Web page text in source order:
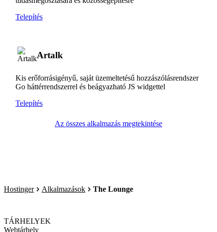
Telepítés
Artalk
Kis erőforrásigényű, saját üzemeltetésű hozzászólásrendszer
Go háttérrendszerrel és beágyazható JS widgettel
Telepítés
Az összes alkalmazás megtekintése
Hostinger Alkalmazások The Lounge
TÁRHELYEK
Webtárhely